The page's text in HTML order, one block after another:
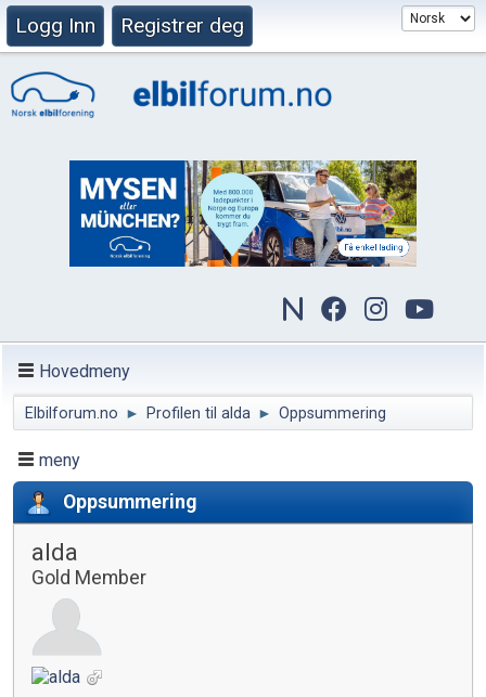
Logg Inn Registrer deg
Hovedmeny
Elbilforum.no ► Profilen til alda ► Oppsummering
meny
Oppsummering
alda
Gold Member